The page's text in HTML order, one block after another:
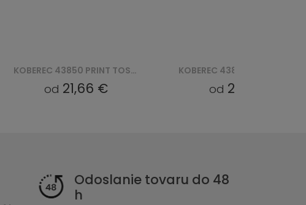
od21,66 € od
Odoslanie tovaru do 48
h